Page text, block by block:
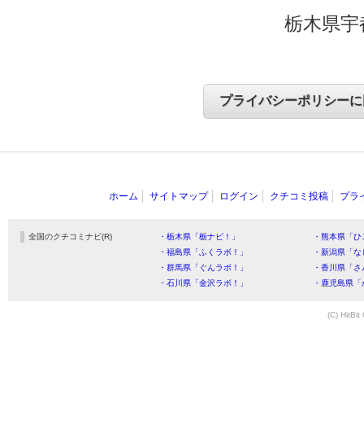
栃木県
ホーム サイトマップ ログイン クチコミ投稿 プラ
全国のクチコミナビ(R) ・栃木県「栃ナビ！」
・熊本県「
・福島県「ふくラボ！」
・新潟県「
・群馬県「ぐんラボ！」
・香川県「
・石川県「金沢ラボ！」
・鹿児島県
(C) HitBit